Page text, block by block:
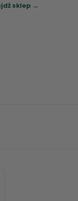
sklep →